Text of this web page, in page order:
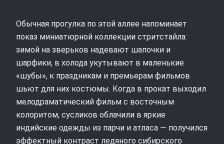
Обычная прогулка по этой аллее напоминает
показ миниатюрной коллекции стритстайла:
зимой на зверьков надевают шапочки и
шарфики, в холода укутывают в маленькие
«шубы», к праздникам и премьерам фильмов
шьют для них костюмы. Когда в прокат выходил
мелодраматический фильм с восточным
колоритом, сусликов облачили в яркие
индийские одежды из парчи и атласа — получился
эффектный контраст ледяного сибирского